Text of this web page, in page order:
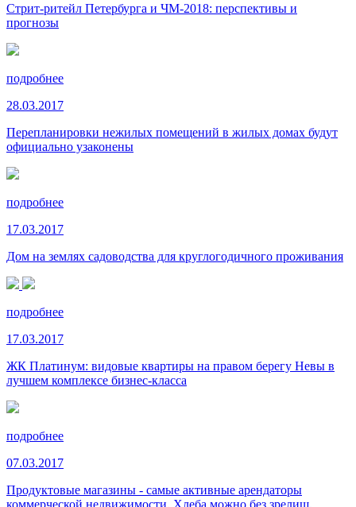
Стрит-ритейл Петербурга и ЧМ-2018: перспективы и
прогнозы
подробнее
28.03.2017
Перепланировки нежилых помещений в жилых домах будут
официально узаконены
подробнее
17.03.2017
Дом на землях садоводства для круглогодичного проживания
подробнее
17.03.2017
ЖК Платинум: видовые квартиры на правом берегу Невы в
лучшем комплексе бизнес-класса
подробнее
07.03.2017
Продуктовые магазины - самые активные арендаторы
коммерческой недвижимости. Хлеба можно без зрелищ.